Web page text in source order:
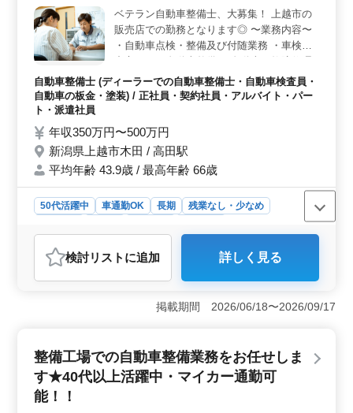
年齢よりも経験を重視しており、建築設計業務歴6年以上
の方を募集しています。1級建築士の資格をお持ちの方は
条件面で優遇されるため、資格と経験を活かしてキャリ
アアップを目指すことができます。女性の方も歓迎され
ベテラン自動車整備士、大募集！ 上越市の
販売店での勤務となります◎ 〜業務内容〜
・自動車点検・整備及び付随業務 ・車検を
中心とした自動車整備 ・自動車の故障修理
全般の業務 等 〜求人のポイント〜 ・ホンダ
車の取り扱いです ・50代の新規採用実績有
しております！
自動車整備士 (ディーラーでの自動車整備士・自動車検査員・
自動車の板金・塗装) / 正社員・契約社員・アルバイト・パー
ト・派遣社員
年収350万円〜500万円
新潟県上越市木田 / 高田駅
平均年齢 43.9歳 / 最高年齢 66歳
50代活躍中 車通勤OK 長期
残業なし・少なめ
自動車整備士
おすすめポイント
＜経験を活かす職場＞ 上越市の販売店では、50代の
方々が経験を活かして活躍しています。ベテラン自動車
整備士の募集で、ホンダ車の整備に携わることが可能で
容＞ 自動車点検や整備、車検対応など、幅広い業務を
担当します。販売店ならではの、ホンダ車に特化した整
備技術を磨くことが可能です。また、故障修理や付随業
務もお任せされるため、技術の幅も広がります。 ＜
検討リスト に追加 詳しく見る
掲載期間 2026/06/18〜2026/09/17
整備工場での自動車整備業務をお任せしま
す★40代以上活躍中・マイカー通勤可
能！！